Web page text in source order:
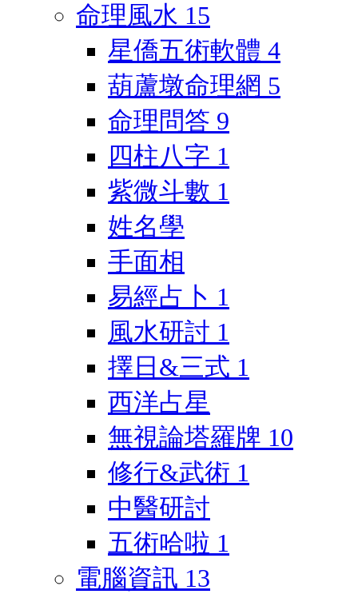
命理風水 15
星僑五術軟體 4
葫蘆墩命理網 5
命理問答 9
四柱八字 1
紫微斗數 1
姓名學
手面相
易經占卜 1
風水研討 1
擇日&三式 1
西洋占星
無視論塔羅牌 10
修行&武術 1
中醫研討
五術哈啦 1
電腦資訊 13